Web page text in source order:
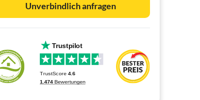
Unverbindlich anfragen